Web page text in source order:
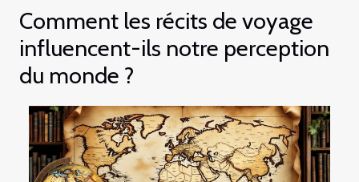
Comment les récits de voyage
influencent-ils notre perception
du monde ?